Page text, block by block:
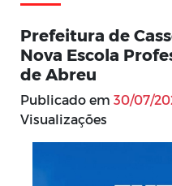
Prefeitura de
Nova Escola
de Abreu
Publicado em 30/07/
Visualizações